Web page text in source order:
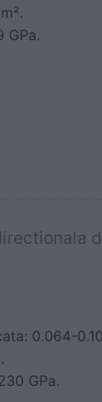
GPa.
0.064-
GPa.